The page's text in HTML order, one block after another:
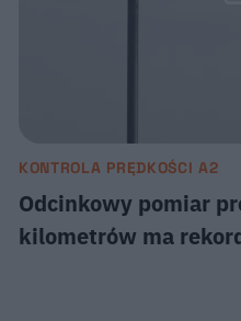
KONTROLA PRĘDKOŚCI A2
Odcinkowy pomiar
kilometrów ma